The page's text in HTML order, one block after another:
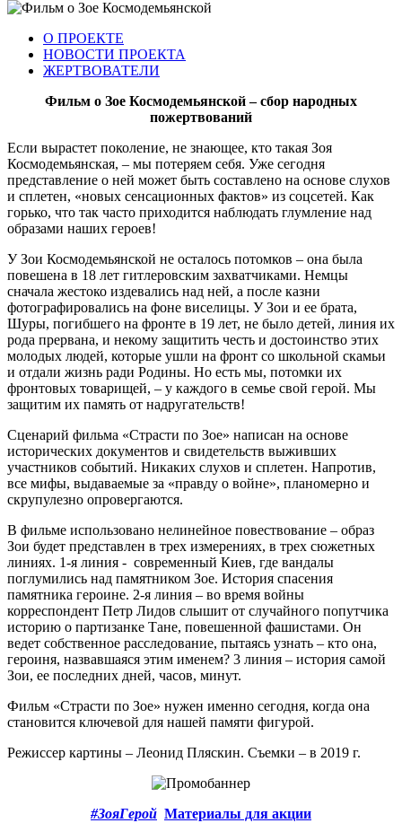
О ПРОЕКТЕ
НОВОСТИ ПРОЕКТА
ЖЕРТВОВАТЕЛИ
Фильм о Зое Космодемьянской – сбор народных
пожертвований
Если вырастет поколение, не знающее, кто такая Зоя
Космодемьянская, – мы потеряем себя. Уже сегодня
представление о ней может быть составлено на основе слухов
и сплетен, «новых сенсационных фактов» из соцсетей. Как
горько, что так часто приходится наблюдать глумление над
образами наших героев!
У Зои Космодемьянской не осталось потомков – она была
повешена в 18 лет гитлеровским захватчиками. Немцы
сначала жестоко издевались над ней, а после казни
фотографировались на фоне виселицы. У Зои и ее брата,
Шуры, погибшего на фронте в 19 лет, не было детей, линия их
рода прервана, и некому защитить честь и достоинство этих
молодых людей, которые ушли на фронт со школьной скамьи
и отдали жизнь ради Родины. Но есть мы, потомки их
фронтовых товарищей, – у каждого в семье свой герой. Мы
защитим их память от надругательств!
Сценарий фильма «Страсти по Зое» написан на основе
исторических документов и свидетельств выживших
участников событий. Никаких слухов и сплетен. Напротив,
все мифы, выдаваемые за «правду о войне», планомерно и
скрупулезно опровергаются.
В фильме использовано нелинейное повествование – образ
Зои будет представлен в трех измерениях, в трех сюжетных
линиях. 1-я линия - современный Киев, где вандалы
поглумились над памятником Зое. История спасения
памятника героине. 2-я линия – во время войны
корреспондент Петр Лидов слышит от случайного попутчика
историю о партизанке Тане, повешенной фашистами. Он
ведет собственное расследование, пытаясь узнать – кто она,
героиня, назвавшаяся этим именем? 3 линия – история самой
Зои, ее последних дней, часов, минут.
Фильм «Страсти по Зое» нужен именно сегодня, когда она
становится ключевой для нашей памяти фигурой.
Режиссер картины – Леонид Пляскин. Съемки – в 2019 г.
#ЗояГерой Материалы для акции